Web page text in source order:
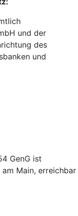
und der
des
und
GenG ist
Main, erreichbar